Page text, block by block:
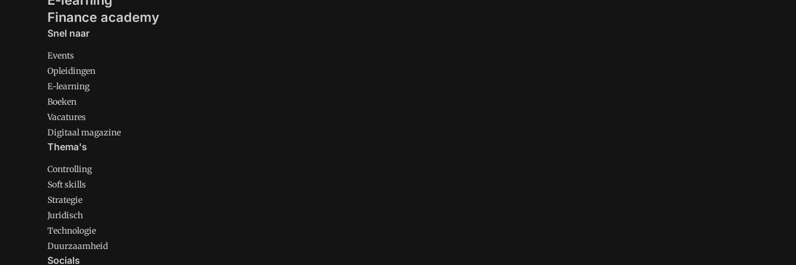
Finance academy
Snel naar
Events
Opleidingen
E-learning
Boeken
Vacatures
Digitaal magazine
Thema's
Controlling
Soft skills
Strategie
Juridisch
Technologie
Duurzaamheid
Socials